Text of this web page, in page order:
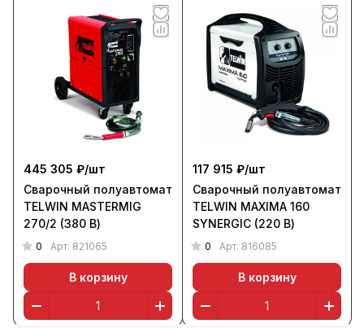
445 305 ₽/шт
Сварочный полуавтомат
TELWIN MASTERMIG
270/2 (380 В)
0 Арт. 821065
В корзину
117 915 ₽/шт
Сварочный полуавтомат
TELWIN MAXIMA 160
SYNERGIC (220 В)
0 Арт. 816085
В корзину